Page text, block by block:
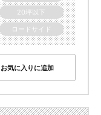
20坪以下
ロードサイド
お気に入りに追加